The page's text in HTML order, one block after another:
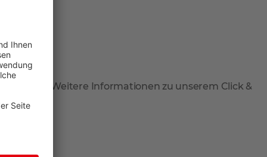
Weitere Informationen zu unserem Click &